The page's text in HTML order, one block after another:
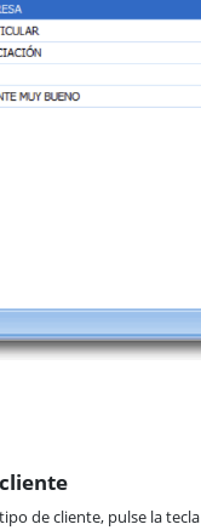
de cliente, pulse la tecla